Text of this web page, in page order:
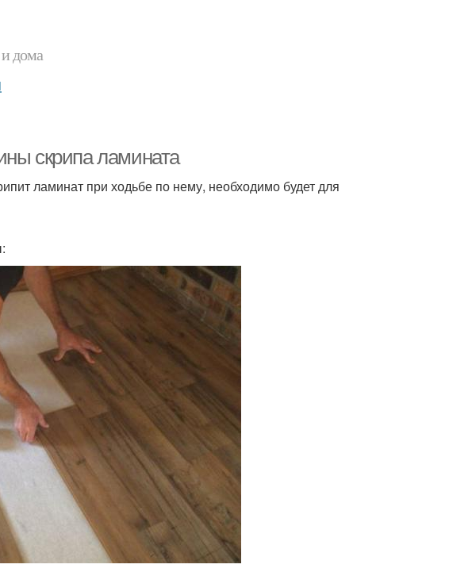
дома
скрипа ламината
ламинат при ходьбе по нему, необходимо будет для